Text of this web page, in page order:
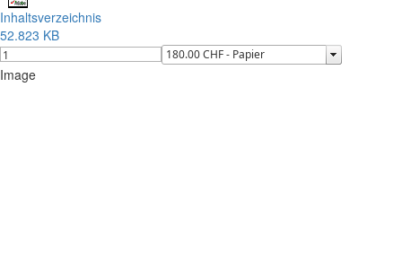
Inhaltsverzeichnis
52.823 KB
Image